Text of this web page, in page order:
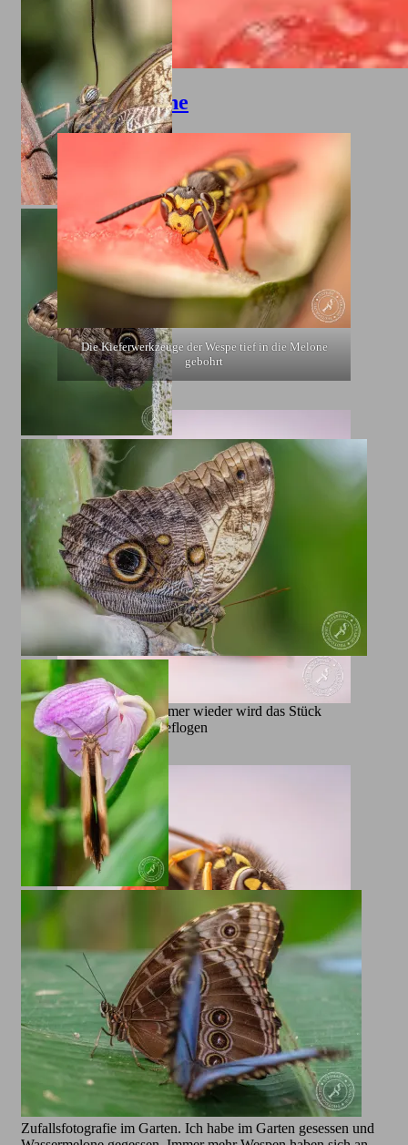
Wespe ißt Melone
Die Kieferwerkzeuge der Wespe tief in die Melone
gebohrt
Fleißige Wespe, immer wieder wird das Stück
Wassermelone angeflogen
Wespe öffnet ihren Kiefer. Mundwerkzeuge und
Fühler gut zu erkennen
Zufallsfotografie im Garten. Ich habe im Garten gesessen und